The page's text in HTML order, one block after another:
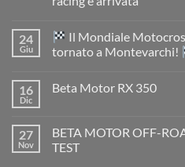
su
TM
EN
2026:
è
arrivata
24
Giu
Il Mondiale
tornato a Montevarchi!
su
Motocross
è
tornato
16
Dic
Beta Motor RX 350
Beta
Motor
RX
27
Nov
BETA MOTOR OFF-
TEST